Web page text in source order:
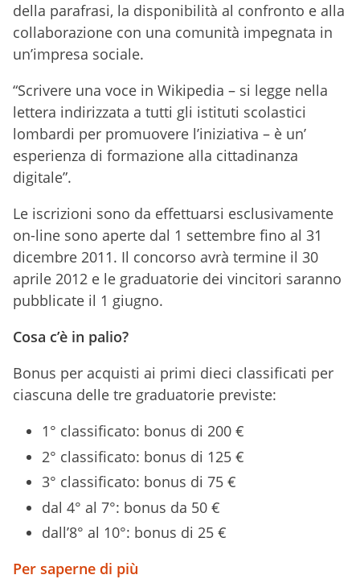
della parafrasi, la disponibilità al confronto e alla
collaborazione con una comunità impegnata in
un’impresa sociale.
“Scrivere una voce in Wikipedia – si legge nella
lettera indirizzata a tutti gli istituti scolastici
lombardi per promuovere l’iniziativa – è un’
esperienza di formazione alla cittadinanza
digitale”.
Le iscrizioni sono da effettuarsi esclusivamente
on-line sono aperte dal 1 settembre fino al 31
dicembre 2011. Il concorso avrà termine il 30
aprile 2012 e le graduatorie dei vincitori saranno
pubblicate il 1 giugno.
Cosa c’è in palio?
Bonus per acquisti ai primi dieci classificati per
ciascuna delle tre graduatorie previste:
1° classificato: bonus di 200 €
2° classificato: bonus di 125 €
3° classificato: bonus di 75 €
dal 4° al 7°: bonus da 50 €
dall’8° al 10°: bonus di 25 €
Per saperne di più